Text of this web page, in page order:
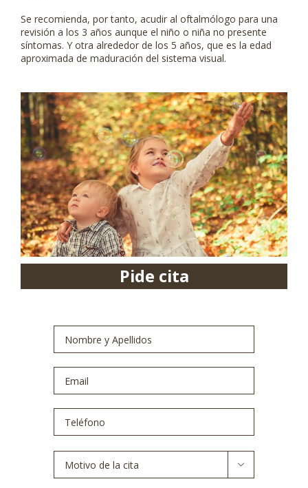
Se recomienda, por tanto, acudir al oftalmólogo para una
revisión a los 3 años aunque el niño o niña no presente
síntomas. Y otra alrededor de los 5 años, que es la edad
aproximada de maduración del sistema visual.
Pide cita
Nombre
Apellidos *
Email *
Teléfono *
de
